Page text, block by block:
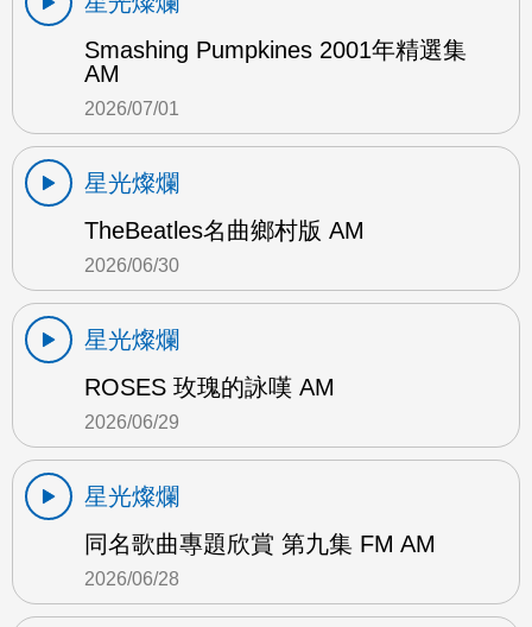
Smashing Pumpkines 2001年精選集
AM
2026/07/01
星光燦爛
TheBeatles名曲鄉村版 AM
2026/06/30
星光燦爛
ROSES 玫瑰的詠嘆 AM
2026/06/29
星光燦爛
同名歌曲專題欣賞 第九集 FM AM
2026/06/28